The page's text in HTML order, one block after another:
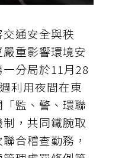
通安全與秩
重影響環境安
分局於11月28
利用夜間在東
監、警、環聯
，共同鐵腕取
合稽查勤務，